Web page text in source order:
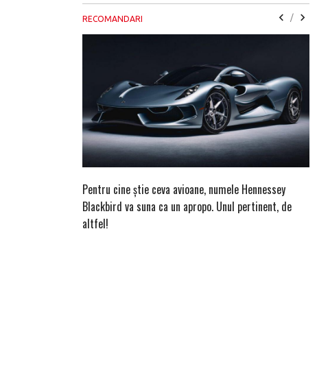
RECOMANDARI /
Pentru cine știe ceva avioane, numele Hennessey
Blackbird va suna ca un apropo. Unul pertinent, de
altfel!